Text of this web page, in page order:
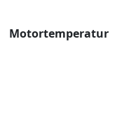
Motortemperatur